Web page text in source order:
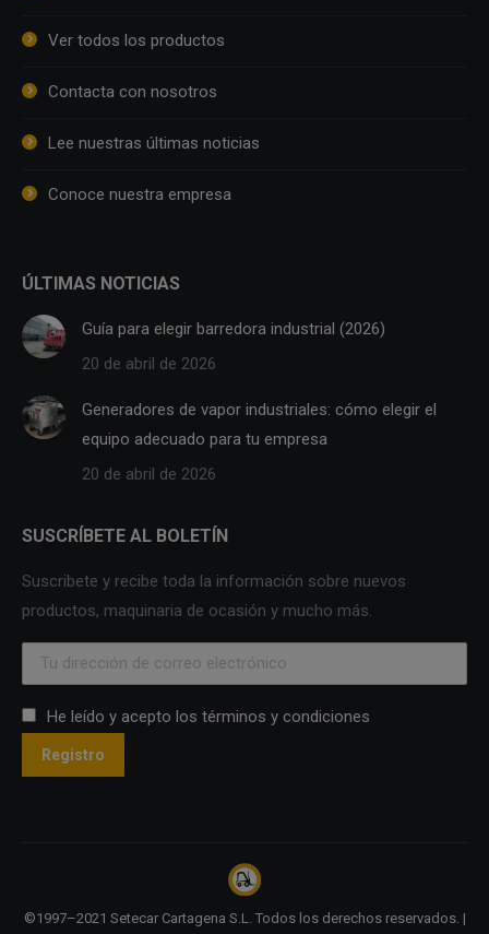
Ver todos los productos
Contacta con nosotros
Lee nuestras últimas noticias
Conoce nuestra empresa
ÚLTIMAS NOTICIAS
Guía para elegir barredora industrial (2026)
20 de abril de 2026
Generadores de vapor industriales: cómo elegir el
equipo adecuado para tu empresa
20 de abril de 2026
SUSCRÍBETE AL BOLETÍN
Suscribete y recibe toda la información sobre nuevos
productos, maquinaria de ocasión y mucho más.
He leído y acepto los términos y condiciones
©1997–2021 Setecar Cartagena S.L. Todos los derechos reservados. |